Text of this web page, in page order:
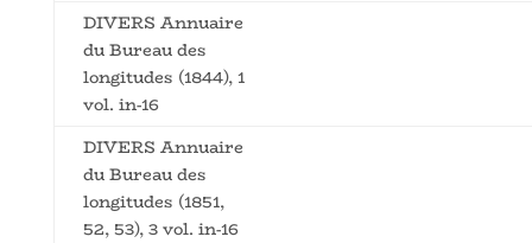
DIVERS Annuaire
du Bureau des
longitudes (1844), 1
vol. in-16
DIVERS Annuaire
du Bureau des
longitudes (1851,
52, 53), 3 vol. in-16